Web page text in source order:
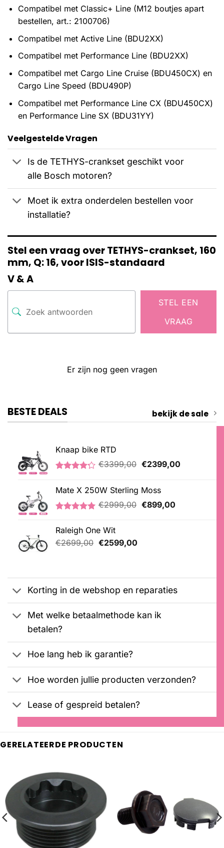
Compatibel met Classic+ Line (M12 boutjes apart
bestellen, art.: 2100706)
Compatibel met Active Line (BDU2XX)
Compatibel met Performance Line (BDU2XX)
Compatibel met Cargo Line Cruise (BDU450CX) en
Cargo Line Speed (BDU490P)
Compatibel met Performance Line CX (BDU450CX)
en Performance Line SX (BDU31YY)
Veelgestelde Vragen
Is de TETHYS-crankset geschikt voor
alle Bosch motoren?
Moet ik extra onderdelen bestellen voor
installatie?
Stel een vraag over TETHYS-crankset, 160
mm, Q: 16, voor ISIS-standaard
V & A
STEL EEN
VRAAG
Er zijn nog geen vragen
BESTE DEALS bekijk de sale
Knaap bike RTD
gebaseerd
op
klantbeoordelingen
€3399,00 Oorspronkelijke
€3399,00.
€2399,00Huidige
Mate X 250W Sterling Moss
5.00
op 5
gebaseerd
op
klantbeoordelingen
€2999,00 Oorspronkelijke
€899,00Huidige
Raleigh One Wit
€2699,00 Oorspronkelijke
€2599,00Huidige
Korting in de webshop en reparaties
Met welke betaalmethode kan ik
betalen?
Hoe lang heb ik garantie?
Hoe worden jullie producten verzonden?
Lease of gespreid betalen?
GERELATEERDE PRODUCTEN